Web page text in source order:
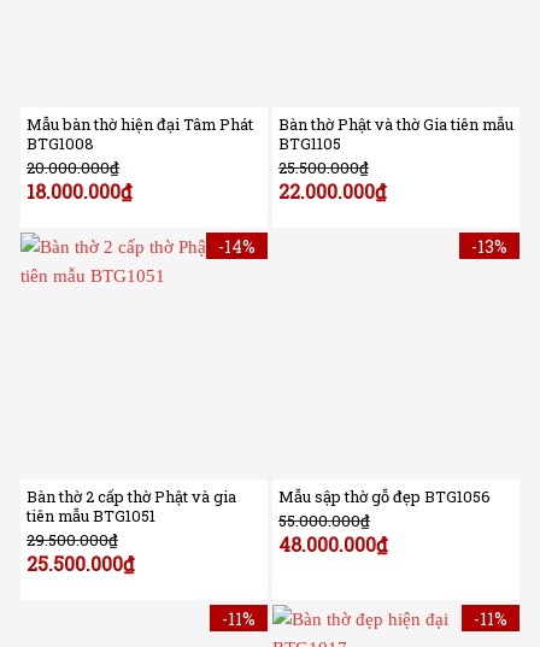
Mẫu bàn thờ hiện đại Tâm Phát
BTG1008
20.000.000₫
18.000.000₫
Bàn thờ Phật và thờ Gia tiên mẫu
BTG1105
25.500.000₫
22.000.000₫
-14%
Bàn thờ 2 cấp thờ Phật và gia
tiên mẫu BTG1051
29.500.000₫
25.500.000₫
-13%
Mẫu sập thờ gỗ đẹp BTG1056
55.000.000₫
48.000.000₫
-11% -11%